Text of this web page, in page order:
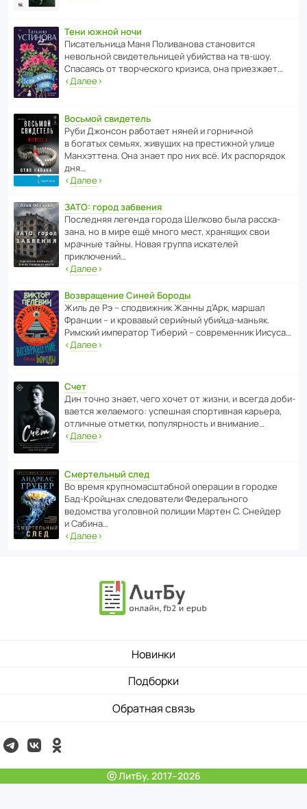
Тени южной ночи
Писа­тель­ница Маня Поли­ва­нова стано­вится
невольной свиде­тель­ницей убийства на тв-шоу.
Спасаясь от твор­че­с­кого кризиса, она приезжает…
‹Далее›
Восьмой свидетель
Руби Джонсон рабо­тает няней и горни­чной
в богатых семьях, живущих на прес­ти­жной улице
Манх­эт­тена. Она знает про них всё. Их распо­рядок
дня…
‹Далее›
ЗАТО: город забвения
После­дняя легенда города Шелково была расска­
зана, но в мире ещё много мест, хранящих свои
мрачные тайны. Новая группа иска­телей
приключений…
‹Далее›
Возвращение Синей Бороды
Жиль де Рэ – спод­ви­жник Жанны д’Арк, маршал
Франции – и кровавый серийный убийца-маньяк.
Римский импе­ратор Тиберий – совре­менник Иисуса…
‹Далее›
Счет
Дин точно знает, чего хочет от жизни, и всегда доби­
ва­ется жела­е­мого: успе­шная спор­ти­вная карьера,
отли­чные отметки, попу­ля­р­ность и внимание…
‹Далее›
Смертельный след
Во время круп­но­мас­ш­та­бной операции в городке
Бад‑Крой­цнах следо­ва­тели Феде­раль­ного
ведомства уголо­вной полиции Мартен С. Снейдер
и Сабина…
‹Далее›
Новинки
Подборки
Обратная связь
ⓒ ЛитБу, 2017–2026